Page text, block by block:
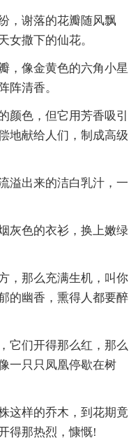
，谢落的花瓣随风飘
女撒下的仙花。
，像金黄色的六角小星
阵清香。
颜色，但它用芳香吸引
地献给人们，制成高级
溢出来的洁白乳汁，一
灰色的衣衫，换上嫩绿
，那么充满生机，叫你
的幽香，熏得人都要醉
它们开得那么红，那么
一只只凤凰停歇在树
这样的乔木，到花期竟
得那热烈，慷慨!